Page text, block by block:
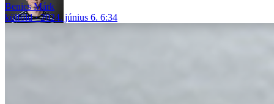
Benics Márk
külföld
2024. június 6. 6:34